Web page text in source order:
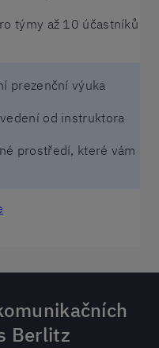
týmy až 10 účastníků
prezenční výuka
od instruktora
prostředí, které vám a
Berlitz